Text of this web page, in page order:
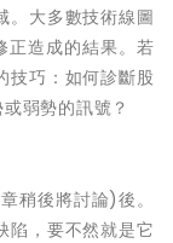
。大多數技術線圖
造成的結果。若
技巧：如何診斷股
弱勢的訊號？
稍後將討論)後。
陷，要不然就是它